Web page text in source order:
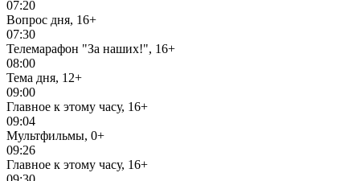
07:20
Вопрос дня, 16+
07:30
Телемарафон "За наших!", 16+
08:00
Тема дня, 12+
09:00
Главное к этому часу, 16+
09:04
Мультфильмы, 0+
09:26
Главное к этому часу, 16+